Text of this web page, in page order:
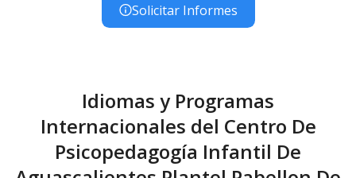
Solicitar Informes
Idiomas y Programas
Internacionales del Centro De
Psicopedagogía Infantil De